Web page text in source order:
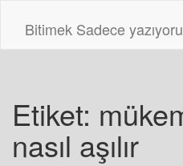
Bitimek Sadece
Etiket:
nasıl aşılır